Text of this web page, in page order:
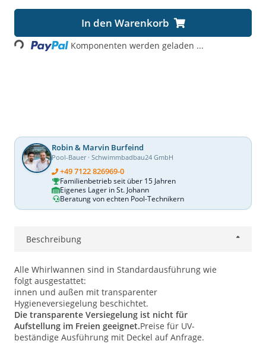
In den Warenkorb
Komponenten werden geladen ...
Robin & Marvin Burfeind
Pool-Bauer · Schwimmbadbau24 GmbH
+49 7122 826969-0
Familienbetrieb seit über 15 Jahren
Eigenes Lager in St. Johann
Beratung von echten Pool-Technikern
Beschreibung
Alle Whirlwannen sind in Standardausführung wie
folgt ausgestattet:
innen und außen mit transparenter
Hygieneversiegelung beschichtet.
Die transparente Versiegelung ist nicht für
Aufstellung im Freien geeignet.Preise für UV-
beständige Ausführung mit Deckel auf Anfrage.